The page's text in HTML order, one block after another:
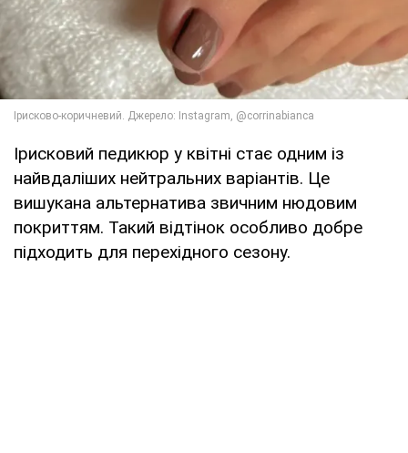
Ірисковий педикюр у квітні стає одним із
найвдаліших нейтральних варіантів. Це
вишукана альтернатива звичним нюдовим
покриттям. Такий відтінок особливо добре
підходить для перехідного сезону.